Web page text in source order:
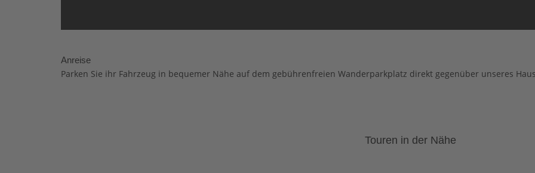
Anreise
​Parken Sie ihr Fahrzeug in bequemer Nähe auf dem gebührenfreien Wanderparkplatz direkt gegenüber unseres
Touren in der Nähe